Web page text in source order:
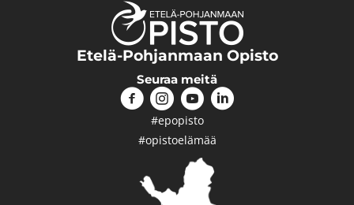
Etelä-Pohjanmaan Opisto
Seuraa meitä
#epopisto
#opistoelämää